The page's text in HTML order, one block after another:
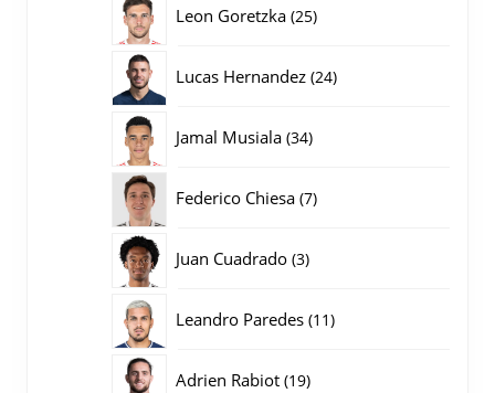
Leon Goretzka 2525
Lucas Hernandez 2424
Jamal Musiala 3434
Federico Chiesa 77
Juan Cuadrado 33
Leandro Paredes 1111
Adrien Rabiot 1919